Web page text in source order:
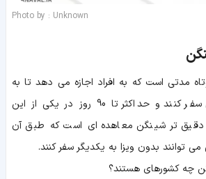
Photo by : Unknown
مدتی است که به افراد اجازه می دهد تا به
کشورهای حوزه شینگن سفر کنند و حداکثر تا 90 روز در یکی از این
دقیق تر شینگن معاهده ای است که طبق آن
چه کشورهای هستند؟